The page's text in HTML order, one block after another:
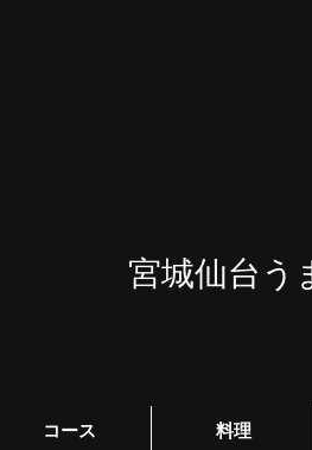
宮城仙台
コース 料理